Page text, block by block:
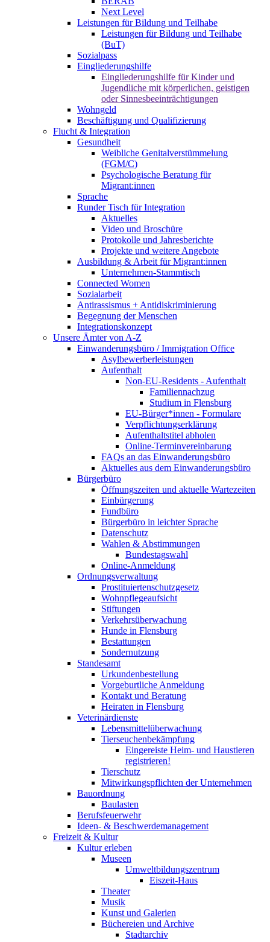
Next Level
Leistungen für Bildung und Teilhabe
Leistungen für Bildung und Teilhabe
(BuT)
Sozialpass
Eingliederungshilfe
Eingliederungshilfe für Kinder und
Jugendliche mit körperlichen, geistigen
oder Sinnesbeeinträchtigungen
Wohngeld
Beschäftigung und Qualifizierung
Flucht & Integration
Gesundheit
Weibliche Genitalverstümmelung
(FGM/C)
Psychologische Beratung für
Migrant:innen
Sprache
Runder Tisch für Integration
Aktuelles
Video und Broschüre
Protokolle und Jahresberichte
Projekte und weitere Angebote
Ausbildung & Arbeit für Migrant:innen
Unternehmen-Stammtisch
Connected Women
Sozialarbeit
Antirassismus + Antidiskriminierung
Begegnung der Menschen
Integrationskonzept
Unsere Ämter von A-Z
Einwanderungsbüro / Immigration Office
Asylbewerberleistungen
Aufenthalt
Non-EU-Residents - Aufenthalt
Familiennachzug
Studium in Flensburg
EU-Bürger*innen - Formulare
Verpflichtungserklärung
Aufenthaltstitel abholen
Online-Terminvereinbarung
FAQs an das Einwanderungsbüro
Aktuelles aus dem Einwanderungsbüro
Bürgerbüro
Öffnungszeiten und aktuelle Wartezeiten
Einbürgerung
Fundbüro
Bürgerbüro in leichter Sprache
Datenschutz
Wahlen & Abstimmungen
Bundestagswahl
Online-Anmeldung
Ordnungsverwaltung
Prostituiertenschutzgesetz
Wohnpflegeaufsicht
Stiftungen
Verkehrsüberwachung
Hunde in Flensburg
Bestattungen
Sondernutzung
Standesamt
Urkundenbestellung
Vorgeburtliche Anmeldung
Kontakt und Beratung
Heiraten in Flensburg
Veterinärdienste
Lebensmittelüberwachung
Tierseuchenbekämpfung
Eingereiste Heim- und Haustieren
registrieren!
Tierschutz
Mitwirkungspflichten der Unternehmen
Bauordnung
Baulasten
Berufsfeuerwehr
Ideen- & Beschwerdemanagement
Freizeit & Kultur
Kultur erleben
Museen
Umweltbildungszentrum
Eiszeit-Haus
Theater
Musik
Kunst und Galerien
Büchereien und Archive
Stadtarchiv